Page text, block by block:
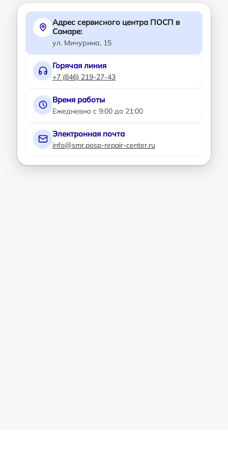
Адрес сервисного центра ПОСП в
Самаре:
ул. Мичурина, 15
Горячая линия
+7 (846) 219-27-43
Время работы
Ежедневно с 9:00 до 21:00
Электронная почта
info@smr.posp-repair-center.ru